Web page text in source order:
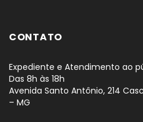
CONTATO
Expediente e Atendimento ao
Das 8h às 18h
Avenida Santo Antônio, 214
– MG